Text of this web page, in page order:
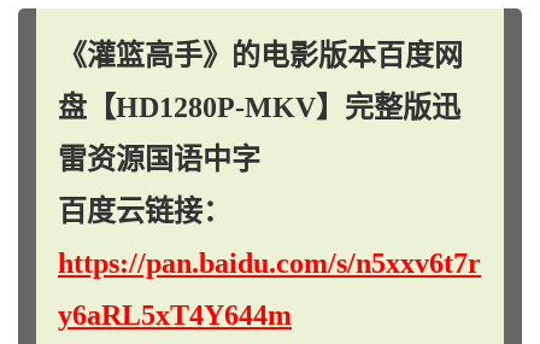
《灌篮高手》的电影版本百度网
盘【HD1280P-MKV】完整版迅
雷资源国语中字
百度云链接：
https://pan.baidu.com/s/n5xxv6t7r
y6aRL5xT4Y644m